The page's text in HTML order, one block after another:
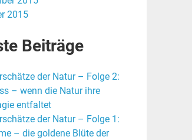
2015
Beiträge
der Natur – Folge 2:
– wenn die Natur ihre
entfaltet
der Natur – Folge 1:
– die goldene Blüte der